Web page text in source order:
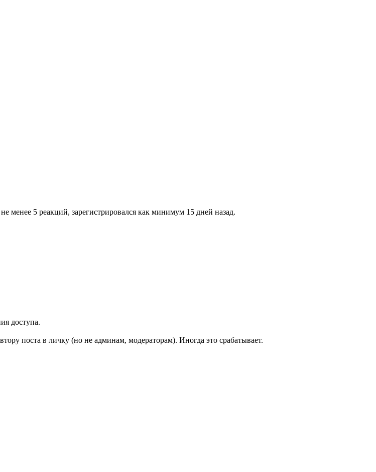
менее 5 реакций, зарегистрировался как минимум 15 дней назад.
доступа.
поста в личку (но не админам, модераторам). Иногда это срабатывает.